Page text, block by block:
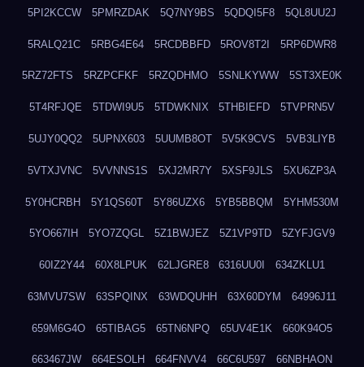
5PI2KCCW 5PMRZDAK 5Q7NY9BS 5QDQI5F8 5QL8UU2J
5RALQ21C 5RBG4E64 5RCDBBFD 5ROV8T2I 5RP6DWR8
5RZ72FTS 5RZPCFKF 5RZQDHMO 5SNLKYWW 5ST3XE0K
5T4RFJQE 5TDWI9U5 5TDWKNIX 5THBIEFD 5TVPRN5V
5UJY0QQ2 5UPNX603 5UUMB8OT 5V5K9CVS 5VB3LIYB
5VTXJVNC 5VVNNS1S 5XJ2MR7Y 5XSF9JLS 5XU6ZP3A
5Y0HCRBH 5Y1QS60T 5Y86UZX6 5YB5BBQM 5YHM530M
5YO667IH 5YO7ZQGL 5Z1BWJEZ 5Z1VP9TD 5ZYFJGV9
60IZ2Y44 60X8LPUK 62LJGRE8 6316UU0I 634ZKLU1
63MVU7SW 63SPQINX 63WDQUHH 63X60DYM 64996J11
659M6G4O 65TIBAG5 65TN6NPQ 65UV4E1K 660K94O5
663467JW 664ESOLH 664FNVV4 66C6U597 66NBHAON